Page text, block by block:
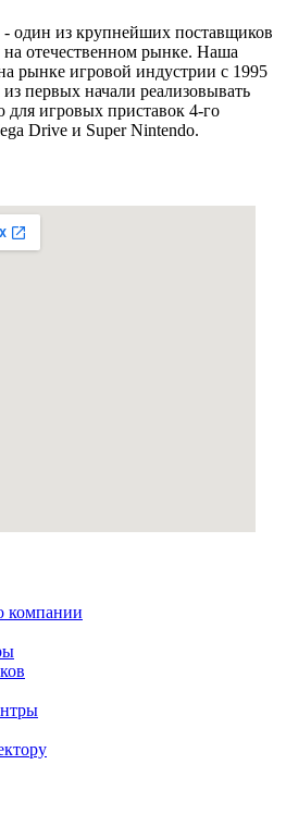
из крупнейших поставщиков
отечественном рынке. Наша
рынке игровой индустрии с 1995
первых начали реализовывать
игровых приставок 4-го
Drive и Super Nintendo.
компании